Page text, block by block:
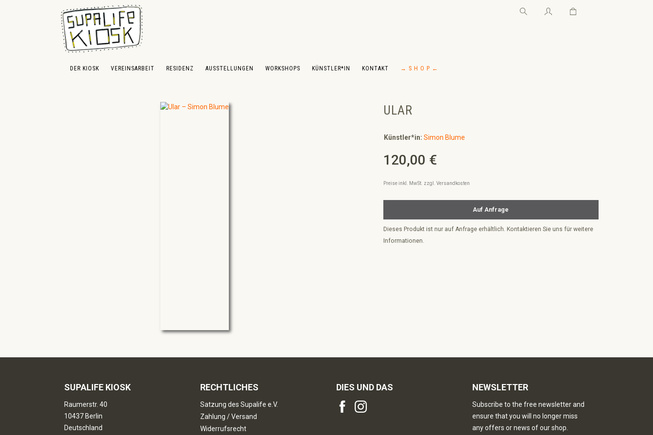
Hauptinhalt springen
Zur Suche springen
Zur Hauptnavigation springen Warenkorb enthält 0
DER KIOSK VEREINSARBEIT RESIDENZ AUSSTELLUNGEN WORKSHOPS KÜNSTLER*IN KONTAKT → S H O P ←
ULAR
Künstler*in: Simon Blume
Regulärer Preis:
120,00 €
Preise inkl. MwSt. zzgl. Versandkosten
Auf Anfrage
Dieses Produkt ist nur auf Anfrage erhältlich. Kontaktieren Sie uns für weitere
Informationen.
SUPALIFE KIOSK
Raumerstr. 40
10437 Berlin
Deutschland
RECHTLICHES
Satzung des Supalife e.V.
Zahlung / Versand
Widerrufsrecht
DIES UND DAS NEWSLETTER
Subscribe to the free newsletter and
ensure that you will no longer miss
any offers or news of our shop.